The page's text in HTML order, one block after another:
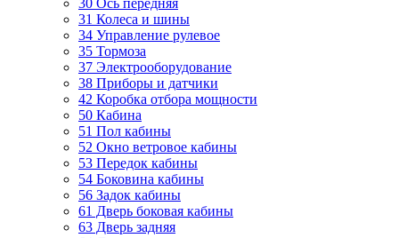
30 Ось передняя
31 Колеса и шины
34 Управление рулевое
35 Тормоза
37 Электрооборудование
38 Приборы и датчики
42 Коробка отбора мощности
50 Кабина
51 Пол кабины
52 Окно ветровое кабины
53 Передок кабины
54 Боковина кабины
56 Задок кабины
61 Дверь боковая кабины
63 Дверь задняя